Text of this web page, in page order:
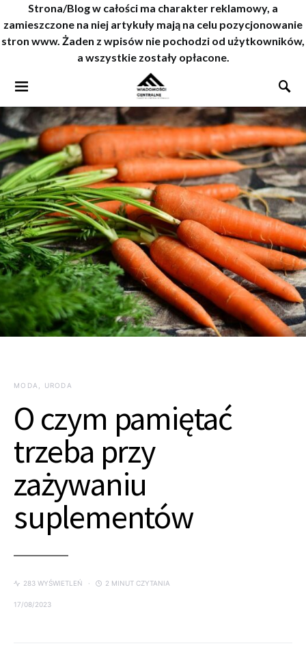
Strona/Blog w całości ma charakter reklamowy, a
zamieszczone na niej artykuły mają na celu pozycjonowanie
stron www. Żaden z wpisów nie pochodzi od użytkowników,
a wszystkie zostały opłacone.
MODA, URODA
O czym pamiętać
trzeba przy
zażywaniu
suplementów
283 WYŚWIETLEŃ 2 MINUT CZYTANIA
17/08/2023